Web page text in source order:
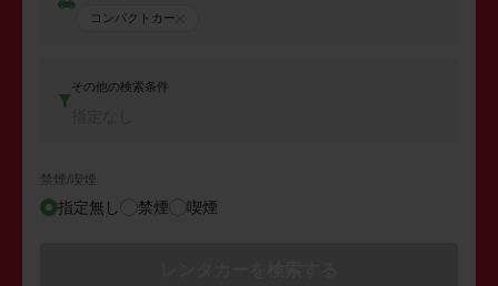
コンパクトカー
その他の検索条件
禁煙/喫煙
指定無し 禁煙 喫煙